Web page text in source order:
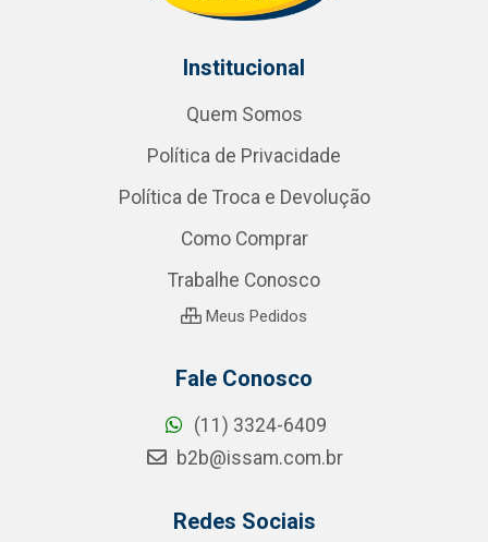
Institucional
Quem Somos
Política de Privacidade
Política de Troca e Devolução
Como Comprar
Trabalhe Conosco
Meus Pedidos
Fale Conosco
(11) 3324-6409
b2b@issam.com.br
Redes Sociais